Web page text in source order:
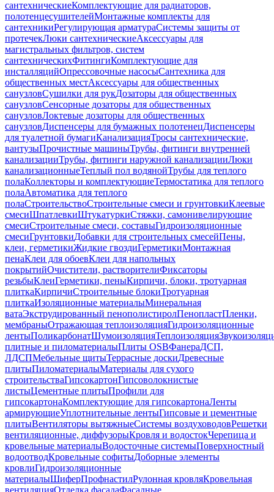
сантехническиеКомплектующие для радиаторов,
полотенцесушителейМонтажные комплекты для
сантехникиРегулирующая арматураСистемы защиты от
протечекЛюки сантехническиеАксессуары для
магистральных фильтров, систем
сантехническихФитингиКомплектующие для
инсталляцийОпрессовочные насосыСантехника для
общественных местАксессуары для общественных
санузловСушилки для рукДозаторы для общественных
санузловСенсорные дозаторы для общественных
санузловЛоктевые дозаторы для общественных
санузловДиспенсеры для бумажных полотенецДиспенсеры
для туалетной бумагиКанализацияТросы сантехнические,
вантузыПрочистные машиныТрубы, фитинги внутренней
канализацииТрубы, фитинги наружной канализацииЛюки
канализационныеТеплый пол водянойТрубы для теплого
полаКоллекторы и комплектующиеТермостатика для теплого
полаАвтоматика для теплого
полаСтроительствоСтроительные смеси и грунтовкиКлеевые
смесиШпатлевкиШтукатуркиСтяжки, самонивелирующие
смесиСтроительные смеси, составыГидроизоляционные
смесиГрунтовкиДобавки для строительных смесейПены,
клеи, герметикиЖидкие гвоздиГерметикиМонтажная
пенаКлеи для обоевКлеи для напольных
покрытийОчистители, растворителиФиксаторы
резьбыКлеиГерметики, пеныКирпичи, блоки, тротуарная
плиткаКирпичиСтроительные блокиТротуарная
плиткаИзоляционные материалыМинеральная
ватаЭкструдированный пенополистиролПенопластПленки,
мембраныОтражающая теплоизоляцияГидроизоляционные
лентыПоликарбонатШумоизоляцияТеплоизоляция
плитные и пиломатериалыПлиты OSBФанераДСП,
ЛДСПМебельные щитыТеррасные доскиДревесные
плитыПиломатериалыМатериалы для сухого
строительстваГипсокартонГипсоволокнистые
листыЦементные плитыПрофили для
гипсокартонаКомплектующие для гипсокартонаЛенты
армирующиеУплотнительные лентыГипсовые и цементные
плитыВентиляторы вытяжныеСистемы воздуховодовРешетки
вентиляционные, диффузорыКровля и водостокЧерепица и
кровельные материалыВодосточные системыПоверхностный
водоотводКровельные софитыДоборные элементы
кровлиГидроизоляционные
материалыШиферПрофнастилРулонная кровляКровельная
вентиляцияОтделка фасадаФасадные